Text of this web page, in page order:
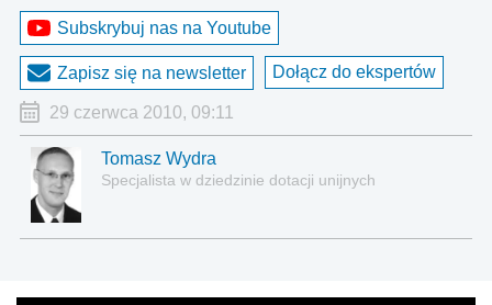
Subskrybuj nas na Youtube
Zapisz się na newsletter Dołącz do ekspertów
29 czerwca 2010, 09:11
Tomasz Wydra
Specjalista w dziedzinie dotacji unijnych